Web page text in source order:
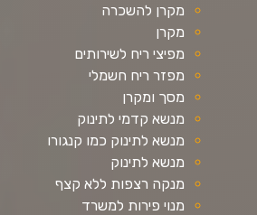
מקרן להשכרה
מקרן
מפיצי ריח לשירותים
מפזר ריח חשמלי
מסך ומקרן
מנשא קדמי לתינוק
מנשא לתינוק כמו קנגורו
מנשא לתינוק
מנקה רצפות ללא קצף
מנוי פירות למשרד